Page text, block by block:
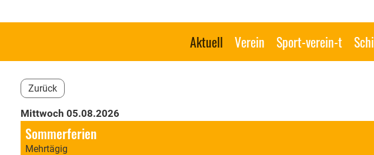
Aktuell Verein Sport-verein-t
Zurück
Mittwoch 05.08.2026
Sommerferien
Mehrtägig